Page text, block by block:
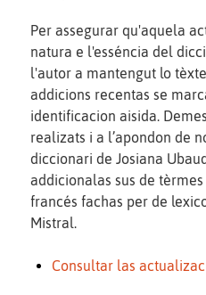
Per assegurar qu'aquela
natura e l'esséncia del
l'autor a mantengut lo
addicions recentas se
identificacion aisida.
realizats i a l’apondon de
diccionari de Josiana
addicionalas sus de
francés fachas per de
Mistral.
Consultar las